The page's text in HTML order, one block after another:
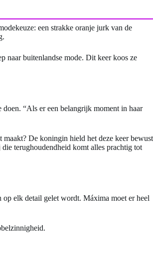
een strakke oranje jurk van de
naar buitenlandse mode. Dit keer koos ze
“Als er een belangrijk moment in haar
De koningin hield het deze keer bewust
terughoudendheid komt alles prachtig tot
elk detail gelet wordt. Máxima moet er heel